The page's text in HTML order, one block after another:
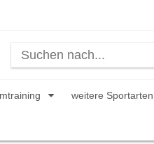
weitere Sportarten